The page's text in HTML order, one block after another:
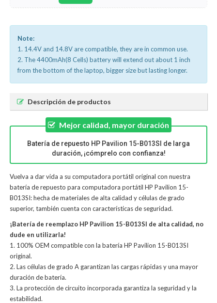
Note:
1. 14.4V and 14.8V are compatible, they are in common use.
2. The 4400mAh(8 Cells) battery will extend out about 1 inch
from the bottom of the laptop, bigger size but lasting longer.
Descripción de productos
Mejor calidad, mayor duración
Batería de repuesto HP Pavilion 15-B013SI de larga
duración, ¡cómprelo con confianza!
Vuelva a dar vida a su computadora portátil original con nuestra
batería de repuesto para computadora portátil HP Pavilion 15-
B013SI: hecha de materiales de alta calidad y células de grado
superior, también cuenta con características de seguridad.
¡Batería de reemplazo HP Pavilion 15-B013SI de alta calidad, no
dude en utilizarla!
1. 100% OEM compatible con la batería HP Pavilion 15-B013SI
original.
2. Las células de grado A garantizan las cargas rápidas y una mayor
duración de batería.
3. La protección de circuito incorporada garantiza la seguridad y la
estabilidad.